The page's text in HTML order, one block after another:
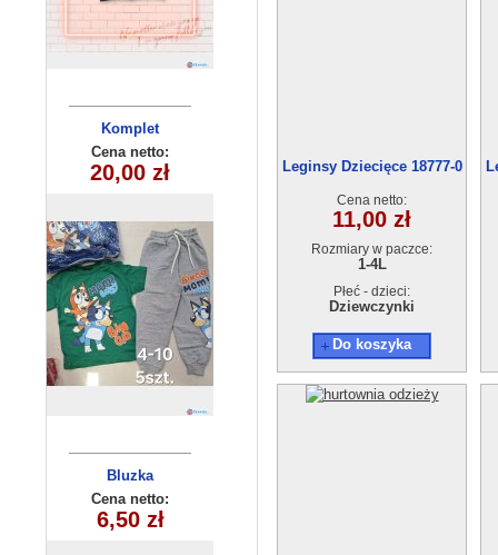
Komplet
dziecięcy
(3-10) 5szt
Cena netto:
20,00 zł
Bluzka
dziewczęca
(1-4) 4szt
Cena netto:
6,50 zł
Bluzka
dziecięca
Cena netto:
5,00 zł
Legginsy
dziewczęce
(4-8) 5szt
Cena netto:
7,00 zł
Leginsy Dziecięce 18777-0
Cena netto:
11,00 zł
Rozmiary w paczce:
1-4L
Płeć - dzieci:
Dziewczynki
Do koszyka